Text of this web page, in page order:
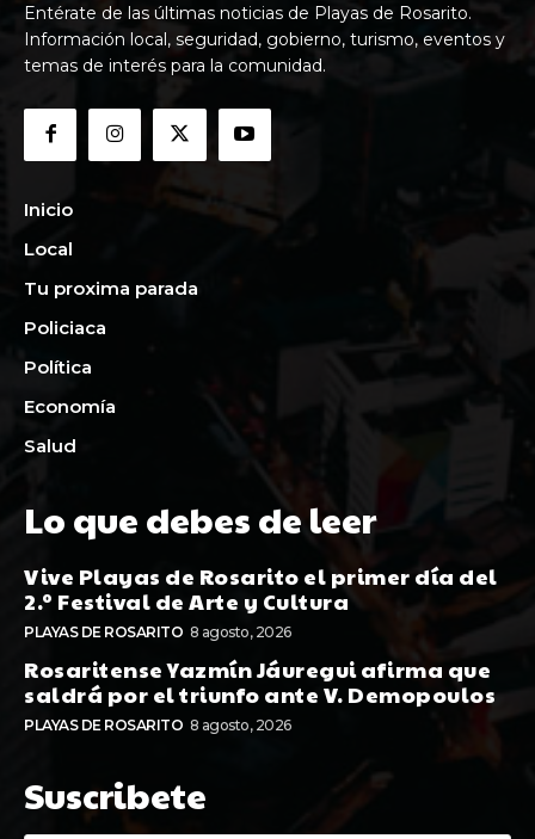
Entérate de las últimas noticias de Playas de Rosarito.
Información local, seguridad, gobierno, turismo, eventos y
temas de interés para la comunidad.
Inicio
Local
Tu proxima parada
Policiaca
Política
Economía
Salud
Lo que debes de leer
Vive Playas de Rosarito el primer día del
2.º Festival de Arte y Cultura
PLAYAS DE ROSARITO 8 agosto, 2026
Rosaritense Yazmín Jáuregui afirma que
saldrá por el triunfo ante V. Demopoulos
PLAYAS DE ROSARITO 8 agosto, 2026
Suscribete